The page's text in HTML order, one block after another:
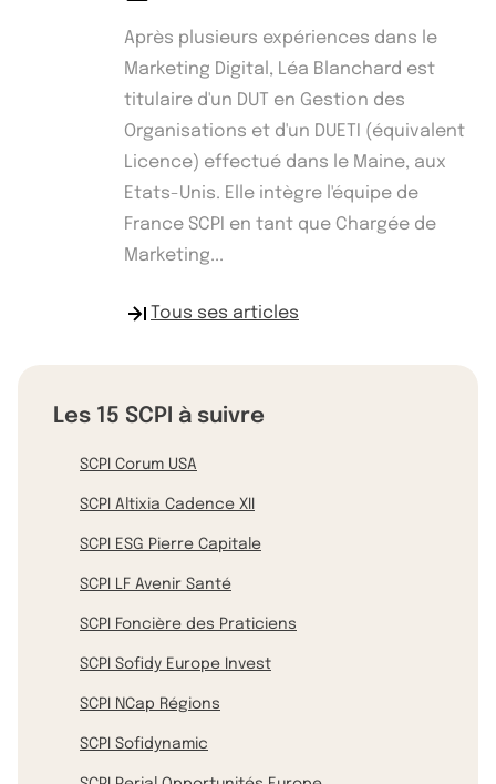
Après plusieurs expériences dans le
Marketing Digital, Léa Blanchard est
titulaire d'un DUT en Gestion des
Organisations et d'un DUETI (équivalent
Licence) effectué dans le Maine, aux
Etats-Unis. Elle intègre l'équipe de
France SCPI en tant que Chargée de
Marketing...
Tous ses articles
Les 15 SCPI à suivre
SCPI Corum USA
SCPI Altixia Cadence XII
SCPI ESG Pierre Capitale
SCPI LF Avenir Santé
SCPI Foncière des Praticiens
SCPI Sofidy Europe Invest
SCPI NCap Régions
SCPI Sofidynamic